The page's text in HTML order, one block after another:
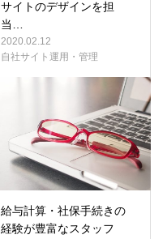
サイトのデザインを担
当…
2020.02.12
自社サイト運用・管理
給与計算・社保手続きの
経験が豊富なスタッフ